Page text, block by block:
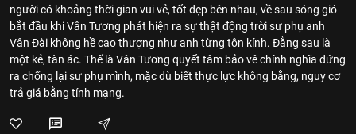
người có khoảng thời gian vui vẻ, tốt đẹp bên nhau, về sau sóng gió
bắt đầu khi Vân Tương phát hiện ra sự thật động trời sư phụ anh
Vân Đài không hề cao thượng như anh từng tôn kính. Đằng sau là
một kẻ, tàn ác. Thế là Vân Tương quyết tâm bảo vê chính nghĩa đứng
ra chống lại sư phụ mình, mặc dù biết thực lực không bằng, nguy cơ
trả giá bằng tính mạng.